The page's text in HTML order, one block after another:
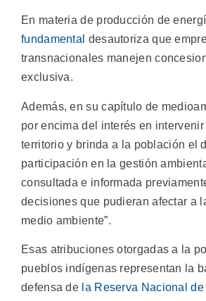
En materia de producción de
fundamental desautoriza que
transnacionales manejen
exclusiva.
Además, en su capítulo de
por encima del interés en intervenir
territorio y brinda a la población el
participación en la gestión
consultada e informada
decisiones que pudieran afectar a
medio ambiente”.
Esas atribuciones otorgadas a la
pueblos indígenas representan la
defensa de la Reserva Nacional